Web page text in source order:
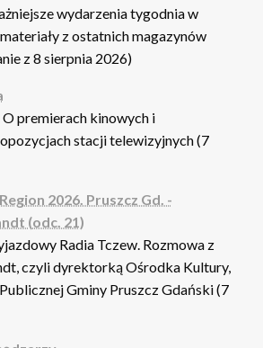
wydarzenia tygodnia w
z ostatnich magazynów
z 8 sierpnia 2026)
premierach kinowych i
stacji telewizyjnych (7
2026. Pruszcz Gd. -
(odc. 21)
Radia Tczew. Rozmowa z
czyli dyrektorką Ośrodka Kultury,
Gminy Pruszcz Gdański (7